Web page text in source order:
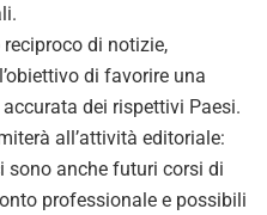
reciproco di notizie,
di favorire una
dei rispettivi Paesi.
all’attività editoriale:
sono anche futuri corsi di
professionale e possibili